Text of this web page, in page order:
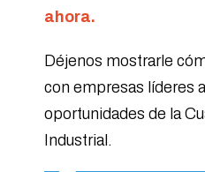
ahora.
Déjenos mostrarle
con empresas líderes
oportunidades de la
Industrial.